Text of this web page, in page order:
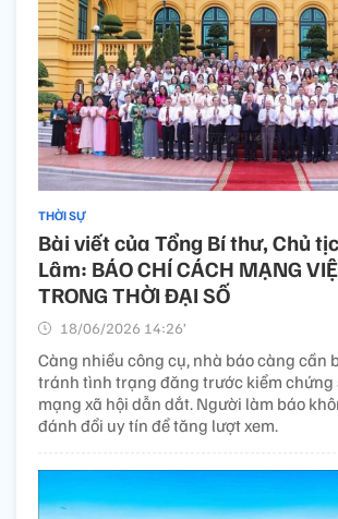
THỜI SỰ
Bài viết của Tổng Bí thư, Chủ
Lâm: BÁO CHÍ CÁCH MẠNG
TRONG THỜI ĐẠI SỐ
18/06/2026 14:26’
Càng nhiều công cụ, nhà báo càng cần
tránh tình trạng đăng trước kiểm chứng
mạng xã hội dẫn dắt. Người làm báo
đánh đổi uy tín để tăng lượt xem.